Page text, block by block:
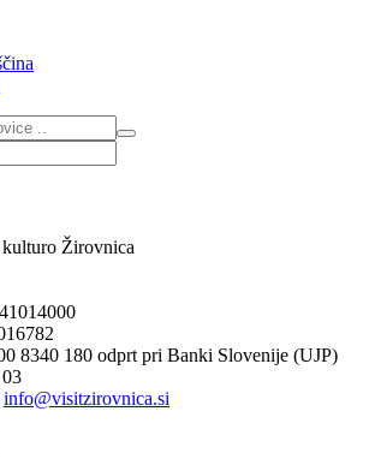
Žirovnica
8340 180 odprt pri Banki Slovenije (UJP)
info@visitzirovnica.si